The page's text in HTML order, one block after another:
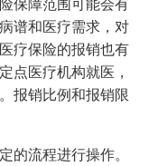
谱和医疗需求，对
疗保险的报销也有
点医疗机构就医，
报销比例和报销限
的流程进行操作。